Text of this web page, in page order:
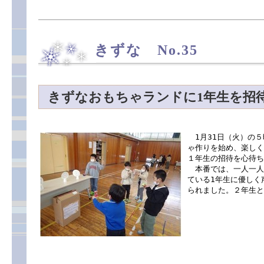
きずな No.35
きずなおもちゃランドに1年生を招
1月31日（火）の５
ゃ作りを始め、楽し
１年生の招待を心待
本番では、一人一
ている1年生に優しく
られました。２年生